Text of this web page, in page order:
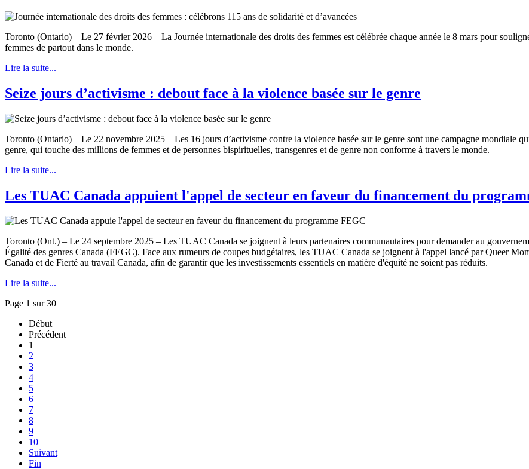
Toronto (Ontario) – Le 27 février 2026 – La Journée internationale des droits des femmes est célébrée chaque année le 8 mars pour
femmes de partout dans le monde.
Lire la suite...
Seize jours d’activisme : debout face à la violence basée sur le genre
Toronto (Ontario) – Le 22 novembre 2025 – Les 16 jours d’activisme contre la violence basée sur le genre sont une campagne mondiale
genre, qui touche des millions de femmes et de personnes bispirituelles, transgenres et de genre non conforme à travers le monde.
Lire la suite...
Les TUAC Canada appuient l'appel de secteur en faveur du financement du
Toronto (Ont.) – Le 24 septembre 2025 – Les TUAC Canada se joignent à leurs partenaires communautaires pour demander au
Égalité des genres Canada (FEGC). Face aux rumeurs de coupes budgétaires, les TUAC Canada se joignent à l'appel lancé par Queer
Canada et de Fierté au travail Canada, afin de garantir que les investissements essentiels en matière d'équité ne soient pas réduits.
Lire la suite...
Page 1 sur 30
Début
Précédent
1
2
3
4
5
6
7
8
9
10
Suivant
Fin